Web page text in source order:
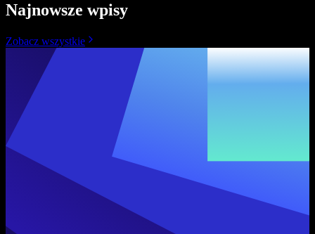
Najnowsze wpisy
Zobacz wszystkie